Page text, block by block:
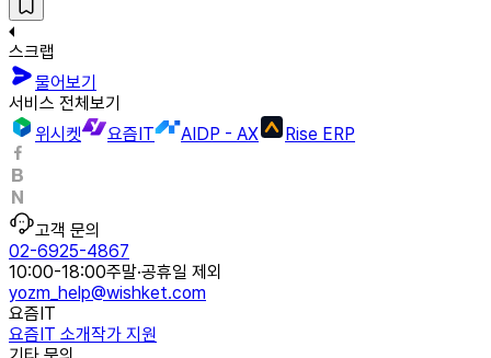
스크랩
물어보기
서비스 전체보기
위시켓
요즘IT AIDP - AX Rise ERP
고객 문의
02-6925-4867
10:00-18:00주말·공휴일 제외
yozm_help@wishket.com
요즘IT
요즘IT 소개작가 지원